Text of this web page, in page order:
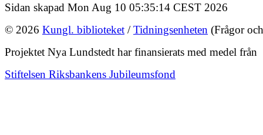
Sidan skapad Mon Aug 10 05:35:14 CEST 2026
© 2026 Kungl. biblioteket /Tidningsenheten (Frågor
Projektet Nya Lundstedt har finansierats med medel från
Stiftelsen Riksbankens Jubileumsfond